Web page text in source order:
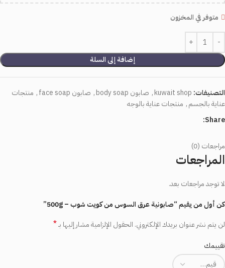
متوفر في المخزون
إضافة إلى السلة
التصنيفات: kuwait shop
, صابون body soap , صابون face soap , منتجات
عناية بالجسم, منتجات عناية بالوجه
Share:
مراجعات (0)
المراجعات
لا توجد مراجعات بعد.
كن أول من يقيم “صابونية عرق السوس من كويت شوب – 500g”
لن يتم نشر عنوان بريدك الإلكتروني. الحقول الإلزامية مشار إليها بـ*
تقييمك